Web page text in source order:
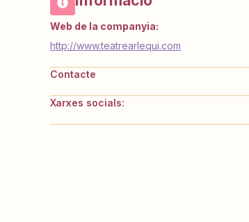
Web de la companyia:
http://www.teatrearlequi.com
Contacte
Xarxes socials: